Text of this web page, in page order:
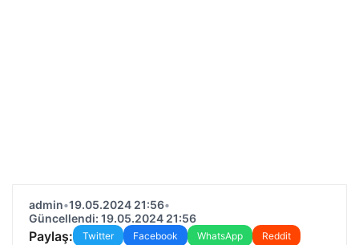
admin•19.05.2024 21:56•
Güncellendi: 19.05.2024 21:56
Paylaş: Twitter Facebook WhatsApp
Reddit